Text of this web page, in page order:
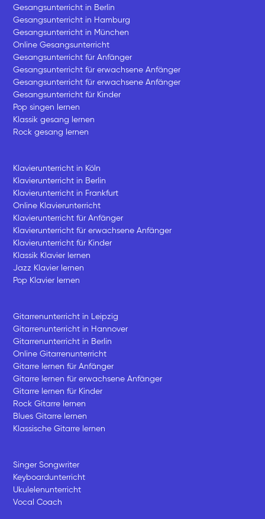
Gesangsunterricht in Berlin
Gesangsunterricht in Hamburg
Gesangsunterricht in München
Online Gesangsunterricht
Gesangsunterricht für Anfänger
Gesangsunterricht für erwachsene Anfänger
Gesangsunterricht für erwachsene Anfänger
Gesangsunterricht für Kinder
Pop singen lernen
Klassik gesang lernen
Rock gesang lernen
Klavierunterricht in Köln
Klavierunterricht in Berlin
Klavierunterricht in Frankfurt
Online Klavierunterricht
Klavierunterricht für Anfänger
Klavierunterricht für erwachsene Anfänger
Klavierunterricht für Kinder
Klassik Klavier lernen
Jazz Klavier lernen
Pop Klavier lernen
Gitarrenunterricht in Leipzig
Gitarrenunterricht in Hannover
Gitarrenunterricht in Berlin
Online Gitarrenunterricht
Gitarre lernen für Anfänger
Gitarre lernen für erwachsene Anfänger
Gitarre lernen für Kinder
Rock Gitarre lernen
Blues Gitarre lernen
Klassische Gitarre lernen
Singer Songwriter
Keyboardunterricht
Ukulelenunterricht
Vocal Coach